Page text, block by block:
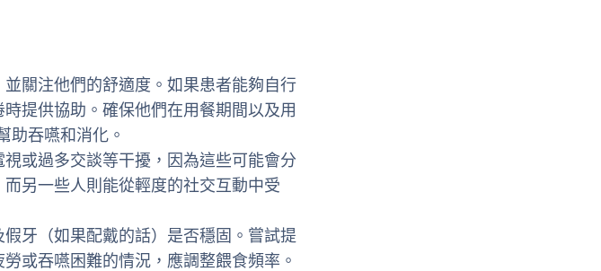
關注他們的舒適度。如果患者能夠自行
提供協助。確保他們在用餐期間以及用
助吞嚥和消化。
或過多交談等干擾，因為這些可能會分
另一些人則能從輕度的社交互動中受
牙（如果配戴的話）是否穩固。嘗試提
或吞嚥困難的情況，應調整餵食頻率。